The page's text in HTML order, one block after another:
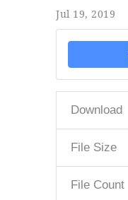
Jul 19, 2019
Download
File Size
File Count